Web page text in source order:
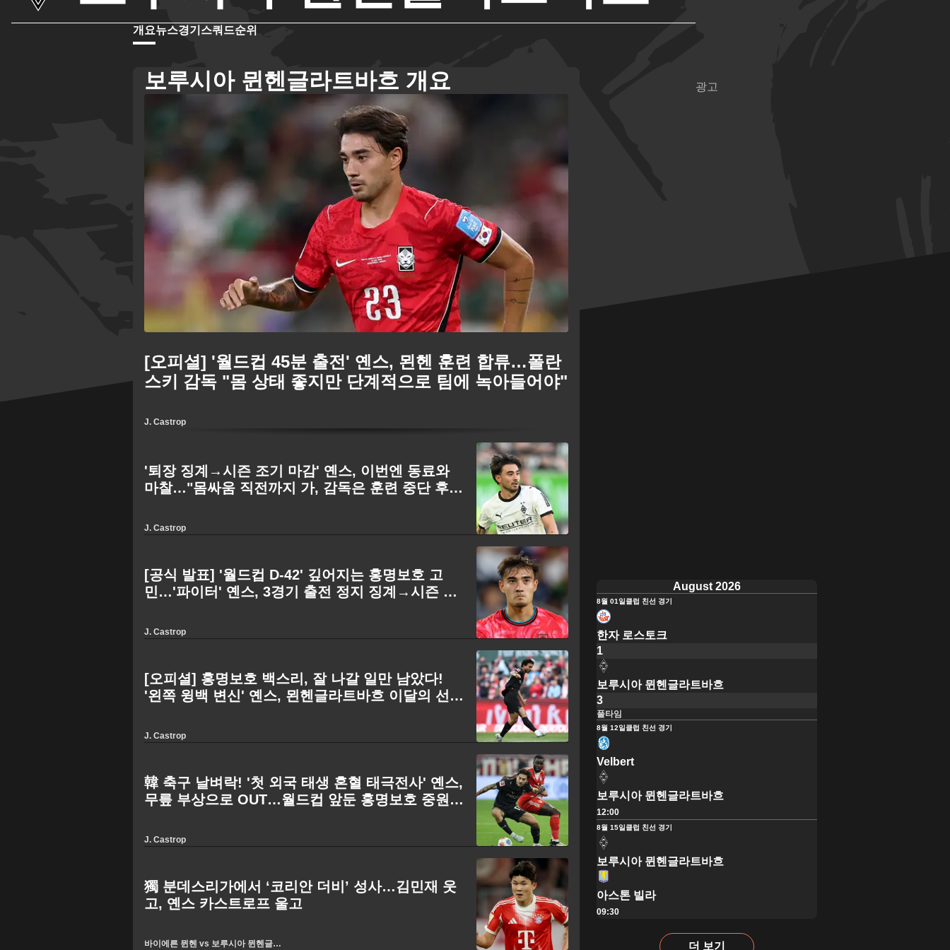
개요뉴스경기 스쿼드순위
보루시아 뮌헨글라트바흐 개요
[오피셜] '월드컵 45분 출전' 옌스, 묀헨 훈련 합류…폴란
스키 감독 "몸 상태 좋지만 단계적으로 팀에 녹아들어야"
J. Castrop
'퇴장 징계→시즌 조기 마감' 옌스, 이번엔 동료와
마찰…"몸싸움 직전까지 가, 감독은 훈련 중단 후
J. Castrop
[공식 발표] '월드컵 D-42' 깊어지는 홍명보호 고
민…'파이터' 옌스, 3경기 출전 정지 징계→시즌 조
J. Castrop
[오피셜] 홍명보호 백스리, 잘 나갈 일만 남았다!
'왼쪽 윙백 변신' 옌스, 묀헨글라트바흐 이달의 선수
J. Castrop
韓 축구 날벼락! '첫 외국 태생 혼혈 태극전사' 옌스,
무릎 부상으로 OUT…월드컵 앞둔 홍명보호 중원
J. Castrop
獨 분데스리가에서 ‘코리안 더비’ 성사…김민재 웃
고, 옌스 카스트로프 울고
바이에른 뮌헨 vs 보루시아 뮌헨글라트바흐
August 2026
8월 01일클럽 친선 경기
한자 로스토크
1
보루시아 뮌헨글라트바흐
3
풀타임
8월 12일클럽 친선 경기
Velbert
보루시아 뮌헨글라트바흐
12:00
8월 15일클럽 친선 경기
보루시아 뮌헨글라트바흐
아스톤 빌라
09:30
더 보기